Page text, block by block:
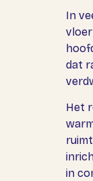
In
dat
Het
in